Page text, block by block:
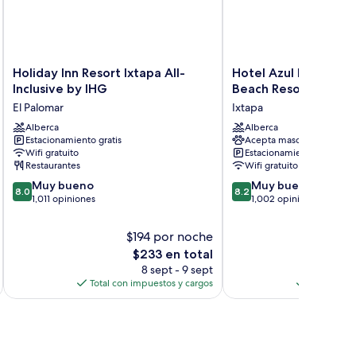
Holiday
Inn
Ixtapa
All-
Inclusive
by
IHG
El
Palomar
Holiday Inn Resort Ixtapa All-
Inclusive by IHG
El Palomar
Alberca
Estacionamiento gratis
Wifi gratuito
Restaurantes
8.0
de
8.0 Muy bueno
1,011 opiniones
$194 por noche
El
precio
actual
es
$233 en total
8 sept - 9 sept
Total con impuestos y cargos
Hotel
Azul
All
Inclusive
Beach
Resort
Convention
Center
Ixtapa
Hotel Azul Ixtapa All
Beach Resort
Ixtapa
Alberca
Acepta mascotas
Estacionamiento gratis
Wifi gratuito
8.2
de
8.2 Muy bueno
1,002 opiniones